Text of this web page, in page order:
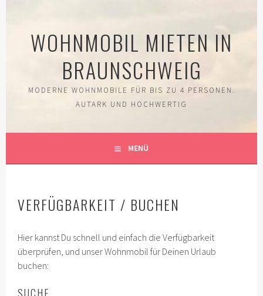
WOHNMOBIL MIETEN IN
BRAUNSCHWEIG
MODERNE WOHNMOBILE FÜR BIS ZU 4 PERSONEN.
AUTARK UND HOCHWERTIG
MENÜ
VERFÜGBARKEIT / BUCHEN
Hier kannst Du schnell und einfach die Verfügbarkeit
überprüfen, und unser Wohnmobil für Deinen Urlaub
buchen: